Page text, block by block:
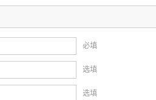
必填
选填
选填